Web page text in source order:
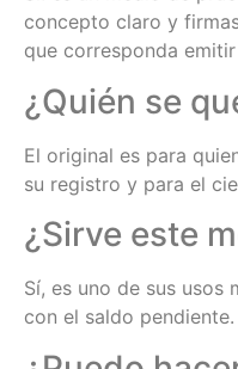
concepto claro y
que corresponda
¿Quién se
El original es para
su registro y para el
¿Sirve este
Sí, es uno de sus usos
con el saldo